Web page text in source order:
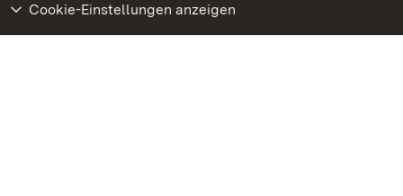
Cookie-Einstellungen anzeigen
Weiteres